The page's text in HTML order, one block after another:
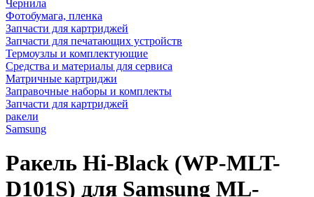
Чернила
Фотобумага, пленка
Запчасти для картриджей
Запчасти для печатающих устройств
Термоузлы и комплектующие
Средства и материалы для сервиса
Матричные картриджи
Заправочные наборы и комплекты
Запчасти для картриджей
ракели
Samsung
Ракель Hi-Black (WP-MLT-
D101S) для Samsung ML-